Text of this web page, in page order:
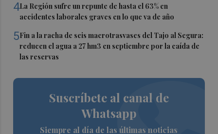
4La Región sufre un repunte de hasta el 63% en
accidentes laborales graves en lo que va de año
5Fin a la racha de seis macrotrasvases del Tajo al Segura:
reducen el agua a 27 hm3 en septiembre por la caída de
las reservas
Suscríbete al canal de
Whatsapp
Siempre al día de las últimas noticias